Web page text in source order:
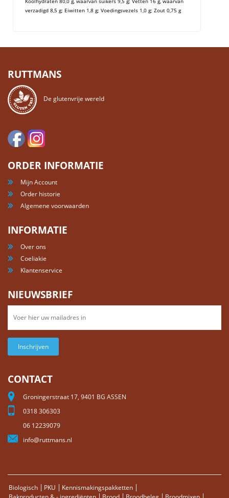
verzadigd 8,5 g; Eiwitten 1,8 g; Voedingsvezels 1,0 g; Zout 0,75 g
RUTTMANS
De glutenvrije wereld
ORDER INFORMATIE
Mijn Account
Order historie
Algemene voorwaarden
INFORMATIE
Over ons
Coeliakie
Klantenservice
NIEUWSBRIEF
Inschrijven
CONTACT
Groningerstraat 17, 9401 BG ASSEN
0318 306303
06 12239079
info@ruttmans.nl
Biologisch PKU
Kennismakingspakketten